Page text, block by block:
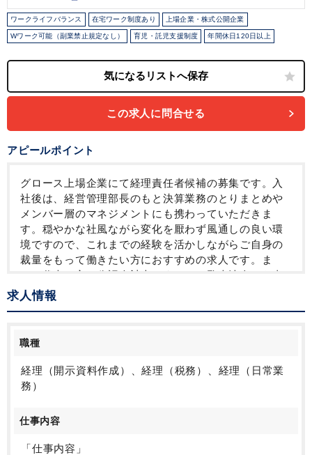
ワークライフバランス 在宅ワーク制度あり 上場企業・株式公開企業
Wワーク可能（副業禁止規定なし） 育児・託児支援制度 年間休日120日以上
この求人に問合せる
アピールポイント
グロース上場企業にて経理責任者候補の募集です。入
社後は、経営管理部長のもと決算業務のとりまとめや
メンバー層のマネジメントにも携わっていただきま
す。穏やかな社風ながら変化を厭わず風通しの良い環
境ですので、これまでの経験を活かしながらご自身の
裁量をもって働きたい方におすすめの求人です。ま
た、代表の方は公認会計士ですので、監査法人から事
業会社への転職を目指している方にも是非ご検討いた
だきたい求人となります。ぜひご応募ください！
求人情報
職種
経理（開示資料作成）、経理（税務）、経理（日常業
務）
仕事内容
「仕事内容」